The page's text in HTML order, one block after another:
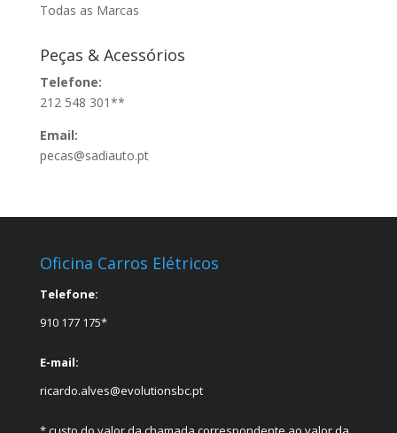
Todas as Marcas
Peças & Acessórios
Telefone:
212 548 301**
Email:
pecas@sadiauto.pt
Oficina Carros Elétricos
Telefone:
910 177 175*
E-mail:
ricardo.alves@evolutionsbc.pt